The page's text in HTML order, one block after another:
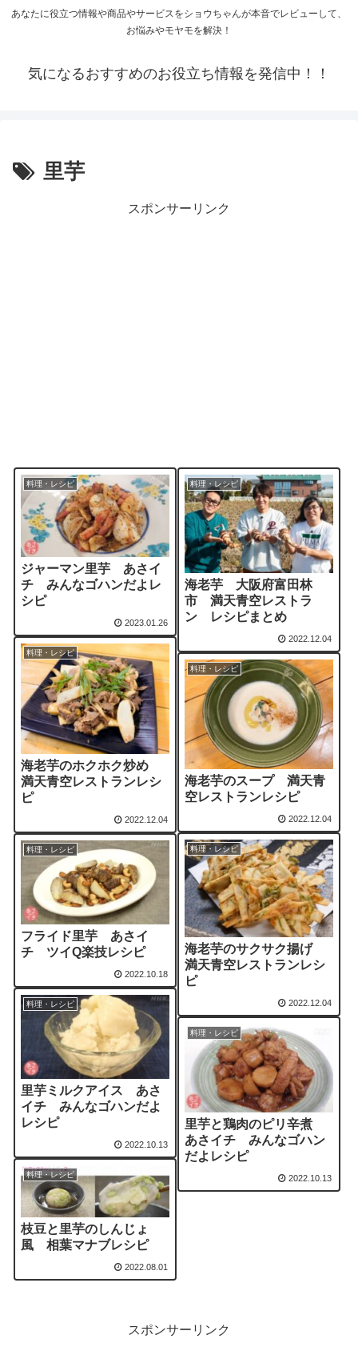
あなたに役立つ情報や商品やサービスをショウちゃんが本音でレビューして、
お悩みやモヤモを解決！
気になるおすすめのお役立ち情報を発信中！！
里芋
スポンサーリンク
料理・レシピ
ジャーマン里芋 あさイ
チ みんなゴハンだよレ
シピ
2023.01.26
料理・レシピ
海老芋 大阪府富田林
市 満天青空レストラ
ン レシピまとめ
2022.12.04
料理・レシピ
海老芋のホクホク炒め
満天青空レストランレシ
ピ
2022.12.04
料理・レシピ
海老芋のスープ 満天青
空レストランレシピ
2022.12.04
料理・レシピ
海老芋のサクサク揚げ
満天青空レストランレシ
ピ
2022.12.04
料理・レシピ
フライド里芋 あさイ
チ ツイQ楽技レシピ
2022.10.18
料理・レシピ
里芋ミルクアイス あさ
イチ みんなゴハンだよ
レシピ
2022.10.13
料理・レシピ
里芋と鶏肉のピリ辛煮
あさイチ みんなゴハン
だよレシピ
2022.10.13
料理・レシピ
枝豆と里芋のしんじょ
風 相葉マナブレシピ
2022.08.01
スポンサーリンク